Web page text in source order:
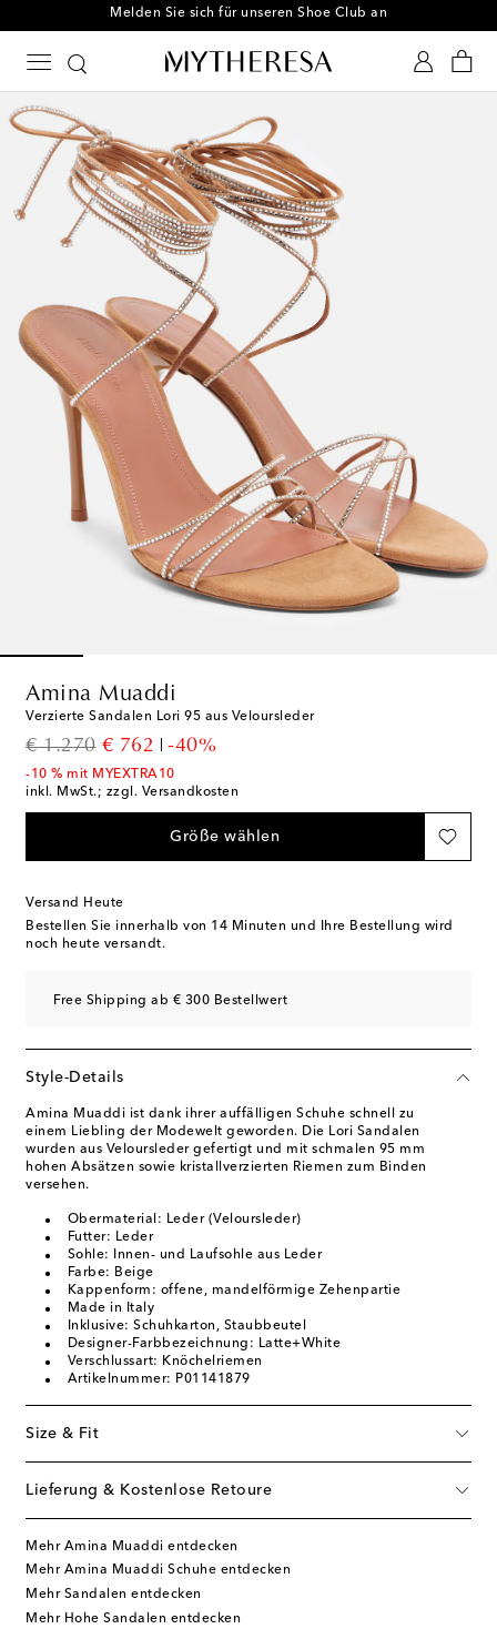
Melden Sie sich für unseren Shoe Club an
Amina Muaddi
Verzierte Sandalen Lori 95 aus Veloursleder
€ 1.270
original price
€ 762
discount price
-40%
-10 % mit MYEXTRA10
inkl. MwSt.; zzgl. Versandkosten
Größe wählen
Versand Heute
Bestellen Sie innerhalb von 14 Minuten und Ihre Bestellung wird
noch heute versandt.
Free Shipping ab € 300 Bestellwert
Style-Details
Amina Muaddi ist dank ihrer auffälligen Schuhe schnell zu
einem Liebling der Modewelt geworden. Die Lori Sandalen
wurden aus Veloursleder gefertigt und mit schmalen 95 mm
hohen Absätzen sowie kristallverzierten Riemen zum Binden
versehen.
Obermaterial: Leder (Veloursleder)
Futter: Leder
Sohle: Innen- und Laufsohle aus Leder
Farbe: Beige
Kappenform: offene, mandelförmige Zehenpartie
Made in Italy
Inklusive: Schuhkarton, Staubbeutel
Designer-Farbbezeichnung: Latte+White
Verschlussart: Knöchelriemen
Artikelnummer: P01141879
Size & Fit
Lieferung & Kostenlose Retoure
Mehr Amina Muaddi entdecken
Mehr Amina Muaddi Schuhe entdecken
Mehr Sandalen entdecken
Mehr Hohe Sandalen entdecken